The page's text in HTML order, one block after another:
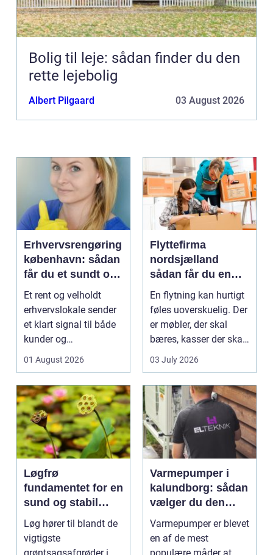
Bolig til leje: sådan finder du den
rette lejebolig
Albert Pilgaard 03 August 2026
Erhvervsrengøring
københavn: sådan
får du et sundt og
professionelt
arbejdsmiljø
Et rent og velholdt
erhvervslokale sender
et klart signal til både
kunder og
medarbejdere. Mange
01 August 2026
Flyttefirma
nordsjælland
sådan får du en
tryg og effektiv
flytning
En flytning kan hurtigt
føles uoverskuelig. Der
er møbler, der skal
bæres, kasser der skal
pakkes, o...
03 July 2026
Løgfrø
fundamentet for en
sund og stabil
løgavl
Løg hører til blandt de
vigtigste
Varmepumper i
kalundborg: sådan
vælger du den
rigtige løsning
Varmepumper er blevet
en af de mest